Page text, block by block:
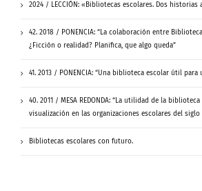
2024 / LECCIÓN: «Bibliotecas escolares. Dos historias
42. 2018 / PONENCIA: “La colaboración entre
¿Ficción o realidad? Planifica, que algo queda”
41. 2013 / PONENCIA: “Una biblioteca escolar útil
40. 2011 / MESA REDONDA: “La utilidad de la
visualización en las organizaciones escolares del siglo
Bibliotecas escolares con futuro.